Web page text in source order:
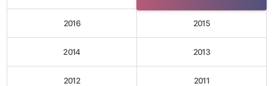
2016 2015
2014 2013
2012 2011